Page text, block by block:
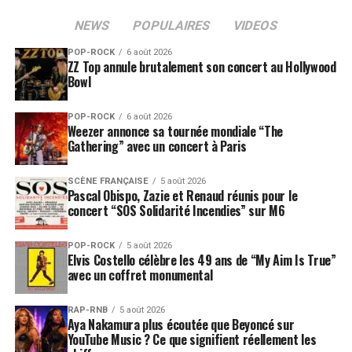
SUJETS ASSOCIÉS:
NEWS POPULAIRES VIDEOS
POP-ROCK 6 août 2026
ZZ Top annule brutalement son concert au Hollywood
Bowl
POP-ROCK 6 août 2026
Weezer annonce sa tournée mondiale “The
Gathering” avec un concert à Paris
SCÈNE FRANÇAISE 5 août 2026
Pascal Obispo, Zazie et Renaud réunis pour le
concert “SOS Solidarité Incendies” sur M6
POP-ROCK 5 août 2026
Elvis Costello célèbre les 49 ans de “My Aim Is True”
avec un coffret monumental
RAP-RNB 5 août 2026
Aya Nakamura plus écoutée que Beyoncé sur
YouTube Music ? Ce que signifient réellement les